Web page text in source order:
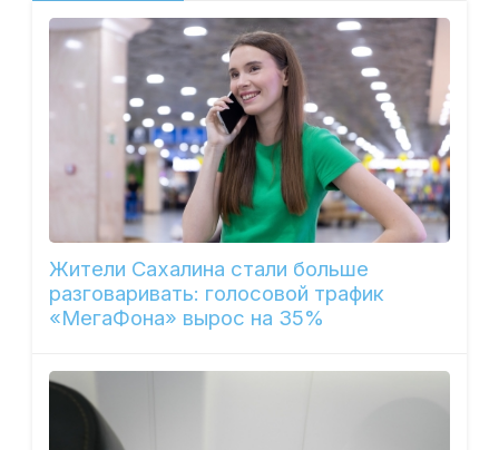
Жители Сахалина стали больше
разговаривать: голосовой трафик
«МегаФона» вырос на 35%